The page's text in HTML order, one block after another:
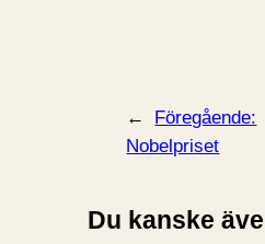
←
Föregående:
Nobelpriset
Du kanske